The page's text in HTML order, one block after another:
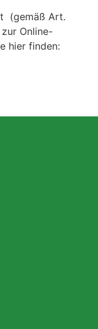
(gemäß Art.
Online-
hier finden: